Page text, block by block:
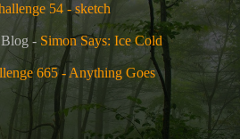
54 - sketch
- Simon Says: Ice Cold
665 - Anything Goes